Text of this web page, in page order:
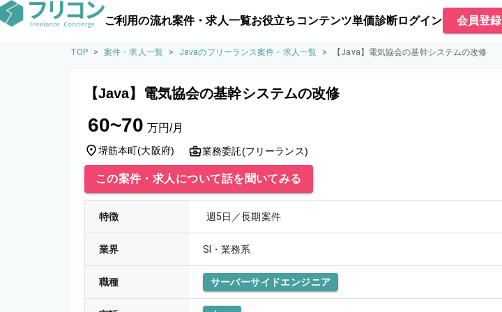
ご利用の流れ案件・求人一覧お役立ちコンテンツ単価診断ログイン 会員登録
TOP > 案件・求人一覧 > Javaのフリーランス案件・求人一覧 > 【Java】電気協会の基幹システムの改修
【Java】電気協会の基幹システムの改修
60~70 万円/月
堺筋本町(大阪府) 業務委託(フリーランス)
この案件・求人について話を聞いてみる
特徴 週5日／長期案件
業界 SI・業務系
職種 サーバーサイドエンジニア